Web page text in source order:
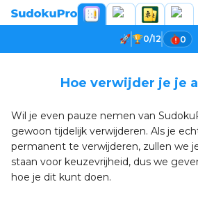
0/12 0
Hoe verwijder je je
Wil je even pauze nemen van
gewoon tijdelijk verwijderen. Als je
permanent te verwijderen, zullen we
staan voor keuzevrijheid, dus we
hoe je dit kunt doen.